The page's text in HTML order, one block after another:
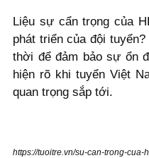
Liệu sự cẩn trọng của
phát triển của đội
thời để đảm bảo sự ổn
hiện rõ khi tuyển Việt
quan trọng sắp tới.
https://tuoitre.vn/su-can-trong-